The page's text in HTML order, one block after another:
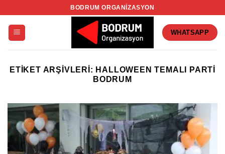
BODRUM ORGANIZASYON
WHATSAPP
ETIKET ARŞIVLERI: HALLOWEEN TEMALI PARTI
BODRUM